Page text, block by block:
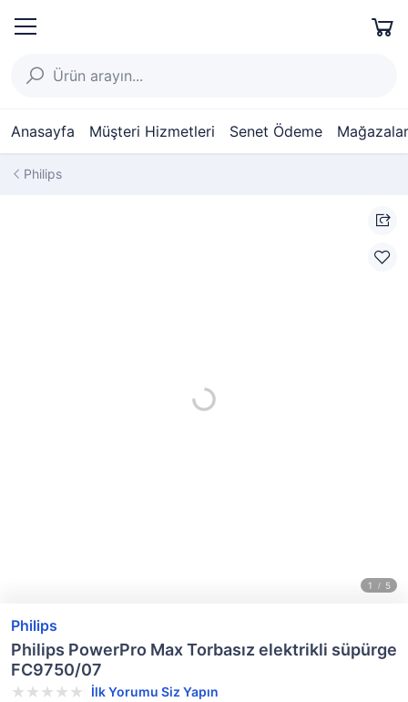
Anasayfa Müşteri Hizmetleri Senet Ödeme
Philips
Philips
Philips PowerPro Max Torbasız elektrikli süpürge
FC9750/07
İlk Yorumu Siz Yapın